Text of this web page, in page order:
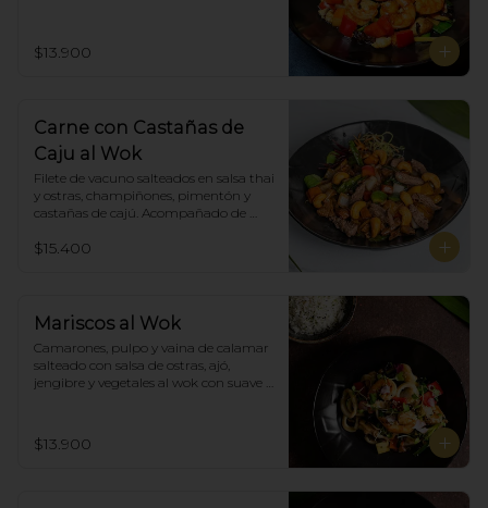
$13.900
Carne con Castañas de
Caju al Wok
Filete de vacuno salteados en salsa thai
y ostras, champiñones, pimentón y
castañas de cajú. Acompañado de
$15.400
Mariscos al Wok
Camarones, pulpo y vaina de calamar
salteado con salsa de ostras, ajó,
jengibre y vegetales al wok con suave
$13.900